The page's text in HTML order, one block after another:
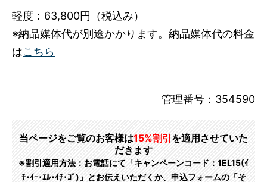
軽度：63,800円（税込み）
※納品媒体代が別途かかります。納品媒体代の料金
はこちら
管理番号：354590
当ページをご覧のお客様は15%割引 を適用させていた
だきます
※割引適用方法：お電話にて「キャンペーンコード：1EL15(ｲ
ﾁ･ｲｰ･ｴﾙ･ｲﾁ･ｺﾞ)」とお伝えいただくか、申込フォームの「そ